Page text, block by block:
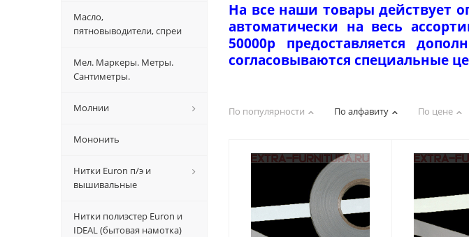
На все наши товары действует
автоматически на весь
50000р предоставляется
согласовываются специальные
По популярности По алфавиту По цене
Масло,
пятновыводители, спреи
Мел. Маркеры. Метры.
Сантиметры.
Молнии
Мононить
Нитки Euron п/э и
вышивальные
Нитки полиэстер Euron и
IDEAL (бытовая намотка)